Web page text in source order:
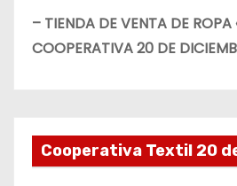
– TIENDA DE VENTA DE ROPA
COOPERATIVA 20 DE
Cooperativa Textil 20